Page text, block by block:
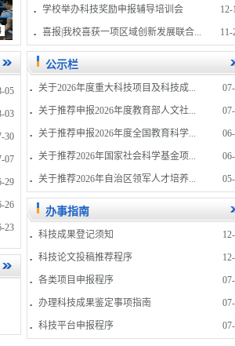
05
03
30
07
29
26
23
学校举办科技奖励申报辅导培训会 12-
喜报|我校喜获一项区域创新发展联合... 11-
公示栏
关于2026年度重大科技项目及科技成...
关于推荐申报2026年度教育部人文社...
关于推荐申报2026年度全国教育科学...
关于推荐2026年国家社会科学基金项...
关于推荐2026年自治区领军人才培养...
办事指南
科技成果登记须知
科技论文投稿推荐程序
各类项目申报程序
办理科技成果鉴定事项指南
科技平台申报程序